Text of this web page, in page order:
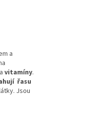
a
vitamíny.
řasu
Jsou